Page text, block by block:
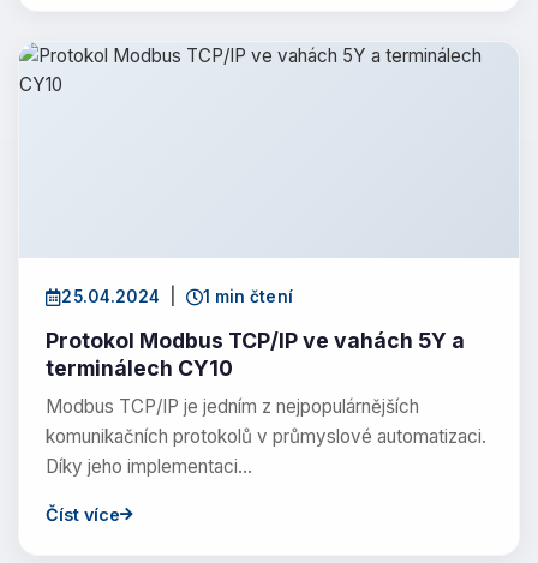
25.04.2024 1 min čtení
Protokol Modbus TCP/IP ve vahách 5Y a
terminálech CY10
Modbus TCP/IP je jedním z nejpopulárnějších
komunikačních protokolů v průmyslové automatizaci.
Díky jeho implementaci…
Číst více